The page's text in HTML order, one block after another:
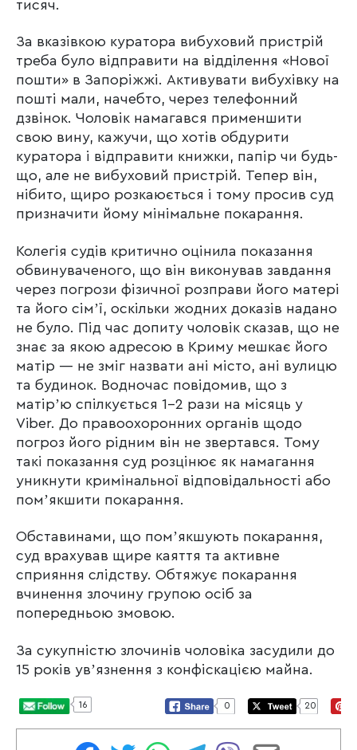
тисяч.
За вказівкою куратора вибуховий пристрій
треба було відправити на відділення «Нової
пошти» в Запоріжжі. Активувати вибухівку на
пошті мали, начебто, через телефонний
дзвінок. Чоловік намагався применшити
свою вину, кажучи, що хотів обдурити
куратора і відправити книжки, папір чи будь-
що, але не вибуховий пристрій. Тепер він,
нібито, щиро розкаюється і тому просив суд
призначити йому мінімальне покарання.
Колегія судів критично оцінила показання
обвинуваченого, що він виконував завдання
через погрози фізичної розправи його матері
та його сімʼї, оскільки жодних доказів надано
не було. Під час допиту чоловік сказав, що не
знає за якою адресою в Криму мешкає його
матір — не зміг назвати ані місто, ані вулицю
та будинок. Водночас повідомив, що з
матірʼю спілкується 1-2 рази на місяць у
Viber. До правоохоронних органів щодо
погроз його рідним він не звертався. Тому
такі показання суд розцінює як намагання
уникнути кримінальної відповідальності або
помʼякшити покарання.
Обставинами, що помʼякшують покарання,
суд врахував щире каяття та активне
сприяння слідству. Обтяжує покарання
вчинення злочину групою осіб за
попередньою змовою.
За сукупністю злочинів чоловіка засудили до
15 років увʼязнення з конфіскацією майна.
16 0 20